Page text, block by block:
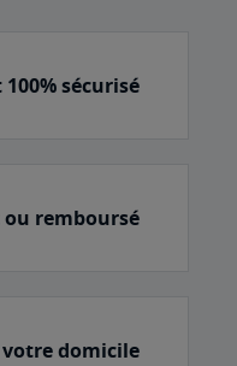
sécurisé
remboursé
domicile